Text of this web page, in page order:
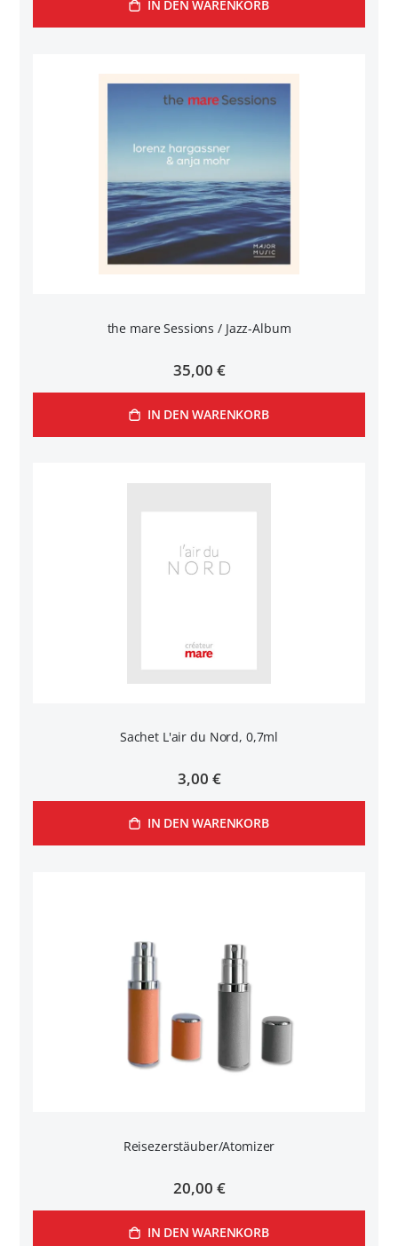
IN DEN WARENKORB
the mare Sessions / Jazz-Album
35,00 €
IN DEN WARENKORB
Sachet L'air du Nord, 0,7ml
3,00 €
IN DEN WARENKORB
Reisezerstäuber/Atomizer
20,00 €
IN DEN WARENKORB